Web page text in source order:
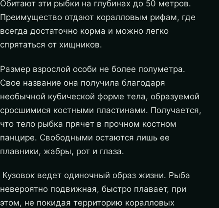
Обитают эти рыбки на глубинах до 50 метров.
Преимущество отдают коралловым рифам, где
всегда достаточно корма и можно легко
спрятаться от хищников.
Размер взрослой особи не более полуметра.
Свое название она получила благодаря
необычной кубической форме тела, образуемой
сросшимися костными пластинами. Получается,
что тело рыбка прячет в прочном костном
панцире. Свободными остаются лишь ее
плавники, жабры, рот и глаза.
Кузовок ведет одиночный образ жизни. Рыба
невероятно подвижная, быстро плавает, при
этом, не покидая территорию коралловых